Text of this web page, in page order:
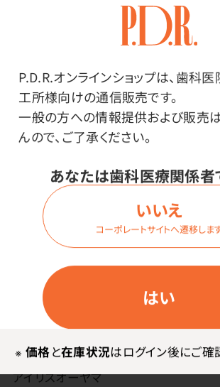
P.D.R.オンラインショップは、歯科
工所様向けの通信販売です。
一般の方への情報提供および販売
んので、ご了承ください。
あなたは歯科医療関係者
はい
いいえ
コーポレートサイトへ遷移しま
※ 価格と在庫状況はログイン後にご確
商品詳細
全方向タイプで広範囲を明るく均等に照
いに広がります。
リラックスしたい空間に最適。
メーカー・ブランド
アイリスオーヤマ